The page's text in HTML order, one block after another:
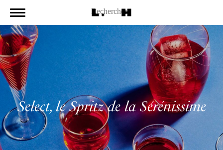
Select, le Spritz de la Sérénissime